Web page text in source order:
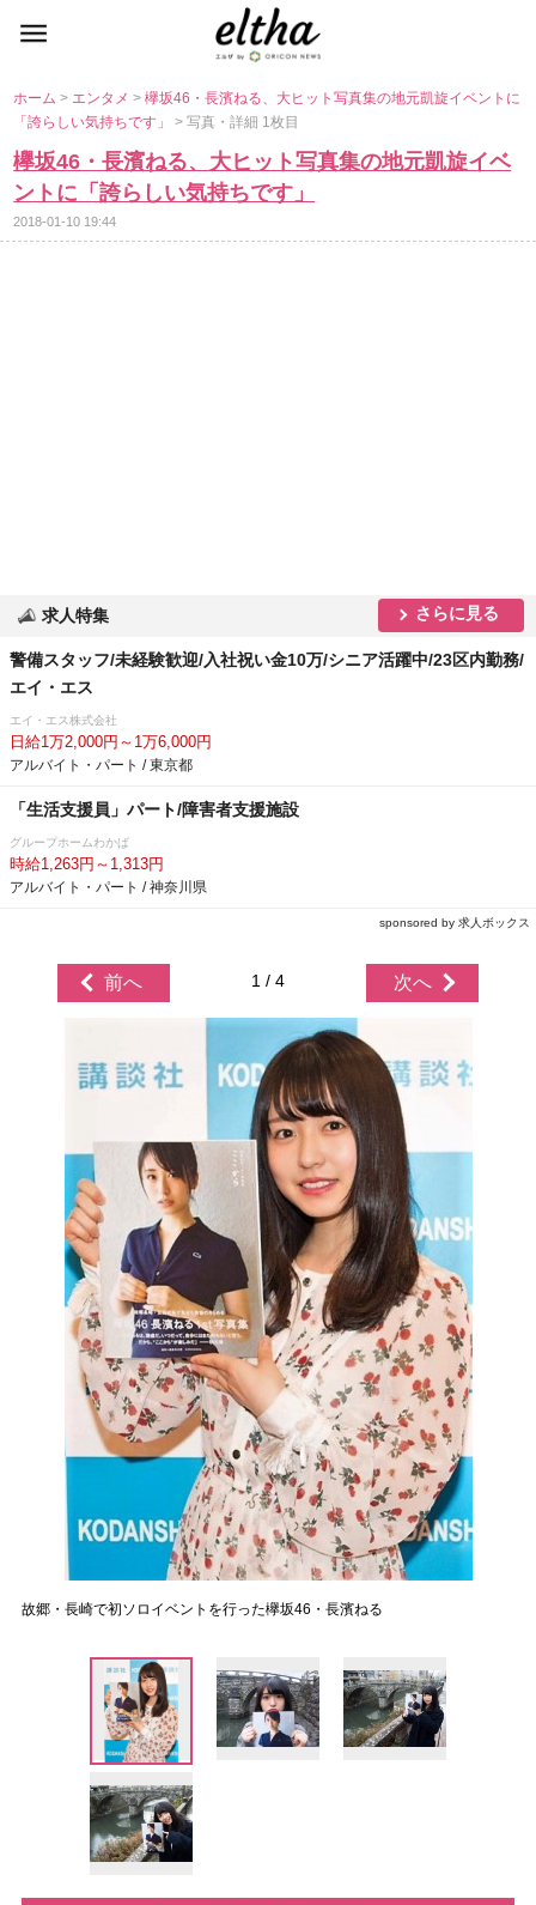
ホーム> エンタメ>欅坂46・長濱ねる、大ヒット写真集の地元凱旋イベントに
「誇らしい気持ちです」> 写真・詳細 1枚目
欅坂46・長濱ねる、大ヒット写真集の地元凱旋イベ
ントに「誇らしい気持ちです」
2018-01-10 19:44
求人特集 さらに見る
警備スタッフ/未経験歓迎/入社祝い金10万/シニア活躍中/23区内勤務/
エイ・エス
エイ・エス株式会社
日給1万2,000円～1万6,000円
アルバイト・パート / 東京都
「生活支援員」パート/障害者支援施設
グループホームわかば
時給1,263円～1,313円
アルバイト・パート / 神奈川県
sponsored by 求人ボックス
前へ 1 / 4 次へ
故郷・長崎で初ソロイベントを行った欅坂46・長濱ねる